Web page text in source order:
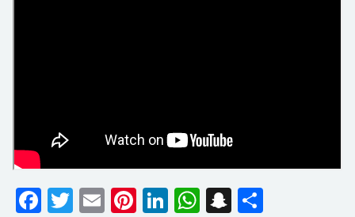
Facebook
Twitter
EmailPinterest
LinkedIn
WhatsApp
Snapchat